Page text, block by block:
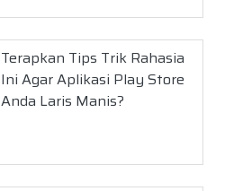
Terapkan Tips Trik Rahasia
Ini Agar Aplikasi Play Store
Anda Laris Manis?